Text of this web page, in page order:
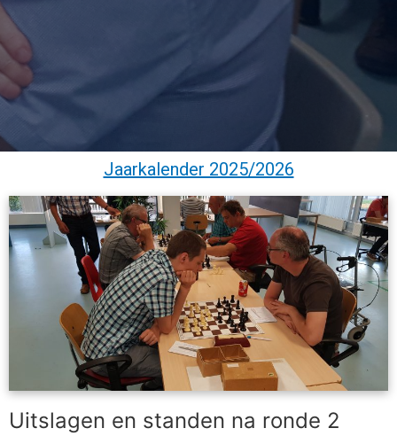
Jaarkalender 2025/2026
Uitslagen en standen na ronde 2